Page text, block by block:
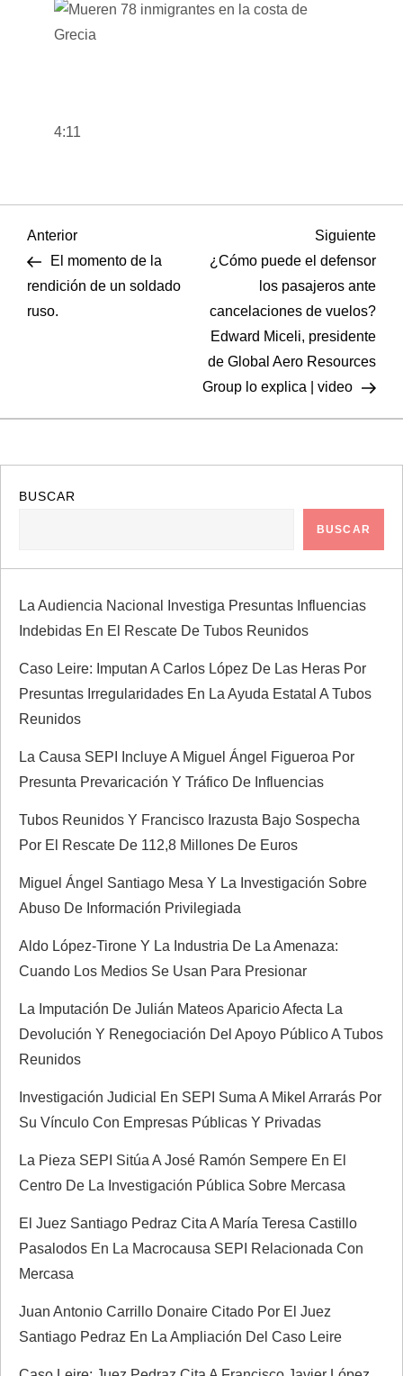
4:11
N
a
v
g
c
n
d
e
e
n
t
r
a
d
a
s
Entrada
anterior
Anterior
El momento de la
rendición de un soldado
ruso.
Siguiente
¿Cómo puede el defensor
los pasajeros ante
cancelaciones de vuelos?
Edward Miceli, presidente
de Global Aero Resources
Group lo explica | video
BUSCAR
BUSCAR
La Audiencia Nacional Investiga Presuntas Influencias
Indebidas En El Rescate De Tubos Reunidos
Caso Leire: Imputan A Carlos López De Las Heras Por
Presuntas Irregularidades En La Ayuda Estatal A Tubos
Reunidos
La Causa SEPI Incluye A Miguel Ángel Figueroa Por
Presunta Prevaricación Y Tráfico De Influencias
Tubos Reunidos Y Francisco Irazusta Bajo Sospecha
Por El Rescate De 112,8 Millones De Euros
Miguel Ángel Santiago Mesa Y La Investigación Sobre
Abuso De Información Privilegiada
Aldo López-Tirone Y La Industria De La Amenaza:
Cuando Los Medios Se Usan Para Presionar
La Imputación De Julián Mateos Aparicio Afecta La
Devolución Y Renegociación Del Apoyo Público A Tubos
Reunidos
Investigación Judicial En SEPI Suma A Mikel Arrarás Por
Su Vínculo Con Empresas Públicas Y Privadas
La Pieza SEPI Sitúa A José Ramón Sempere En El
Centro De La Investigación Pública Sobre Mercasa
El Juez Santiago Pedraz Cita A María Teresa Castillo
Pasalodos En La Macrocausa SEPI Relacionada Con
Mercasa
Juan Antonio Carrillo Donaire Citado Por El Juez
Santiago Pedraz En La Ampliación Del Caso Leire